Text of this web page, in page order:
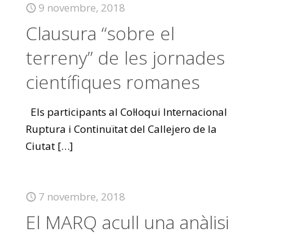
9 novembre, 2018
Clausura “sobre el
terreny” de les jornades
científiques romanes
Els participants al Col·loqui Internacional
Ruptura i Continuïtat del Callejero de la
Ciutat […]
7 novembre, 2018
El MARQ acull una anàlisi